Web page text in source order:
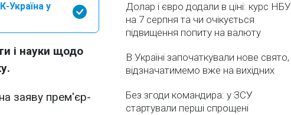
Україна у
і науки щодо
заяву прем'єр-
Долар і євро додали в ціні: курс НБУ
на 7 серпня та чи очікується
підвищення попиту на валюту
В Україні започаткували нове свято,
відзначатимемо вже на вихідних
Без згоди командира: у ЗСУ
стартували перші спрощені